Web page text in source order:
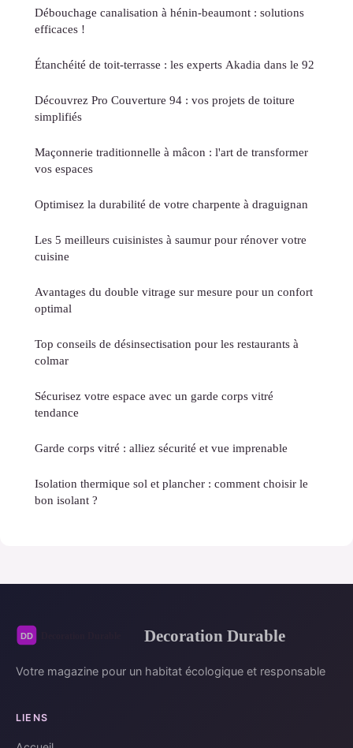
Débouchage canalisation à hénin-beaumont : solutions
efficaces !
Étanchéité de toit-terrasse : les experts Akadia dans le 92
Découvrez Pro Couverture 94 : vos projets de toiture
simplifiés
Maçonnerie traditionnelle à mâcon : l'art de transformer
vos espaces
Optimisez la durabilité de votre charpente à draguignan
Les 5 meilleurs cuisinistes à saumur pour rénover votre
cuisine
Avantages du double vitrage sur mesure pour un confort
optimal
Top conseils de désinsectisation pour les restaurants à
colmar
Sécurisez votre espace avec un garde corps vitré
tendance
Garde corps vitré : alliez sécurité et vue imprenable
Isolation thermique sol et plancher : comment choisir le
bon isolant ?
Decoration Durable
Votre magazine pour un habitat écologique et responsable
LIENS